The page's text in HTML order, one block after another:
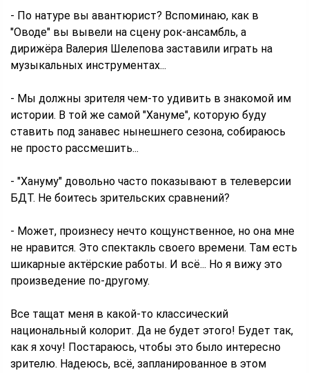
- По натуре вы авантюрист? Вспоминаю, как в
"Оводе" вы вывели на сцену рок-ансамбль, а
дирижёра Валерия Шелепова заставили играть на
музыкальных инструментах...
- Мы должны зрителя чем-то удивить в знакомой им
истории. В той же самой "Хануме", которую буду
ставить под занавес нынешнего сезона, собираюсь
не просто рассмешить...
- "Хануму" довольно часто показывают в телеверсии
БДТ. Не боитесь зрительских сравнений?
- Может, произнесу нечто кощунственное, но она мне
не нравится. Это спектакль своего времени. Там есть
шикарные актёрские работы. И всё... Но я вижу это
произведение по-другому.
Все тащат меня в какой-то классический
национальный колорит. Да не будет этого! Будет так,
как я хочу! Постараюсь, чтобы это было интересно
зрителю. Надеюсь, всё, запланированное в этом